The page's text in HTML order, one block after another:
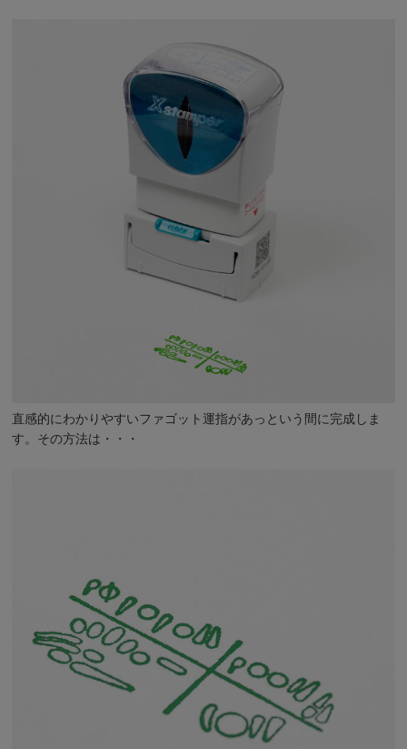
直感的にわかりやすいファゴット運指があっという間に完成しま
す。その方法は・・・